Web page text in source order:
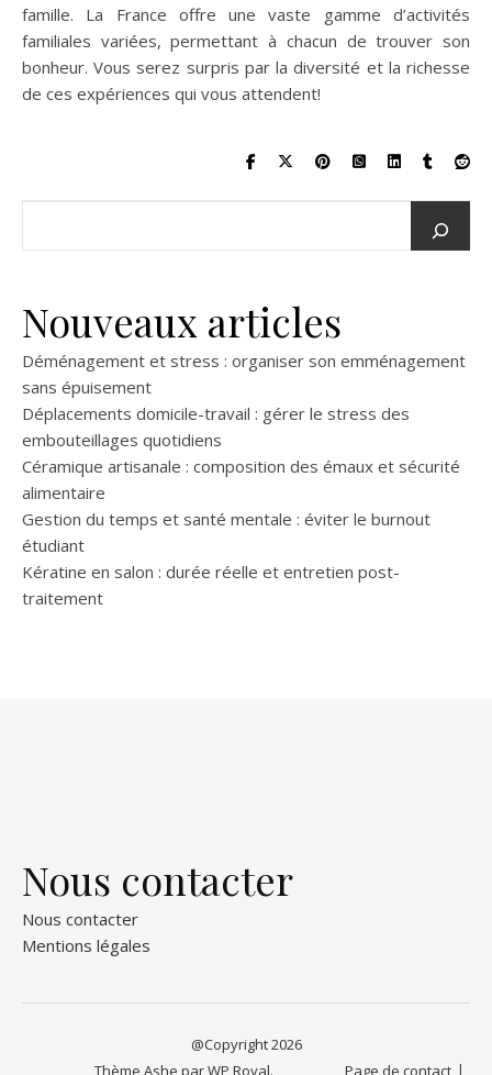
famille. La France offre une vaste gamme d’activités
familiales variées, permettant à chacun de trouver son
bonheur. Vous serez surpris par la diversité et la richesse
de ces expériences qui vous attendent!
Nouveaux articles
Déménagement et stress : organiser son emménagement
sans épuisement
Déplacements domicile-travail : gérer le stress des
embouteillages quotidiens
Céramique artisanale : composition des émaux et sécurité
alimentaire
Gestion du temps et santé mentale : éviter le burnout
étudiant
Kératine en salon : durée réelle et entretien post-
traitement
Nous contacter
Nous contacter
Mentions légales
@Copyright 2026
Page de contact
Thème Ashe parWP Royal.